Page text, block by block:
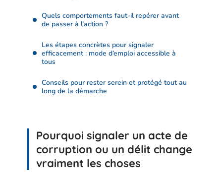
Quels comportements faut-il repérer avant
de passer à l’action ?
Les étapes concrètes pour signaler
efficacement : mode d’emploi accessible à
tous
Conseils pour rester serein et protégé tout au
long de la démarche
Pourquoi signaler un acte de
corruption ou un délit change
vraiment les choses